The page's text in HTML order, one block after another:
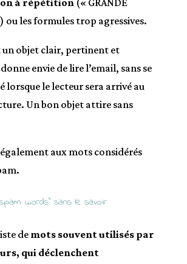
à répétition(« GRANDE
ou les formules trop agressives.
objet clair, pertinent et
envie de lire l’email, sans se
lorsque le lecteur sera arrivé au
Un bon objet attire sans
aux mots considérés
words” sans le savoir
de mots souvent utilisés par
qui déclenchent